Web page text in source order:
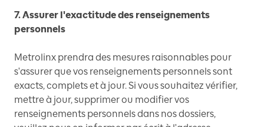
7. Assurer l'exactitude des renseignements
personnels
Metrolinx prendra des mesures raisonnables pour
s'assurer que vos renseignements personnels sont
exacts, complets et à jour. Si vous souhaitez vérifier,
mettre à jour, supprimer ou modifier vos
renseignements personnels dans nos dossiers,